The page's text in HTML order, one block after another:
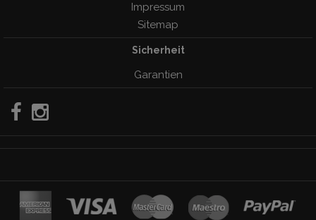
Impressum
Sitemap
Sicherheit
Garantien